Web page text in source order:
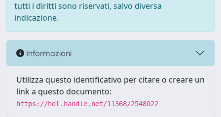
tutti i diritti sono riservati, salvo diversa
indicazione.
Informazioni
Utilizza questo identificativo per citare o creare un
link a questo documento:
https://hdl.handle.net/11368/2548022